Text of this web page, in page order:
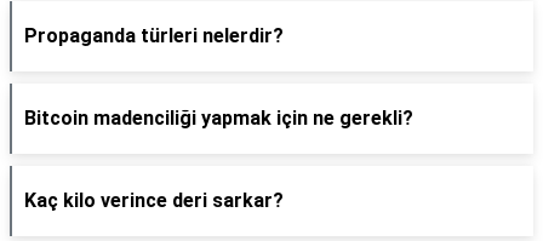
Propaganda türleri nelerdir?
Bitcoin madenciliği yapmak için ne gerekli?
Kaç kilo verince deri sarkar?